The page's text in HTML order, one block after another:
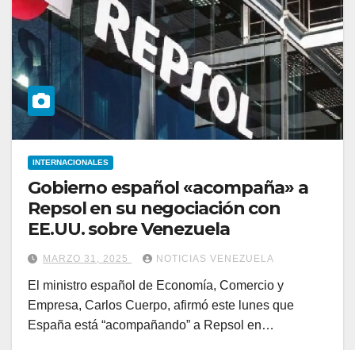
INTERNACIONALES
Gobierno español «acompaña» a
Repsol en su negociación con
EE.UU. sobre Venezuela
MARZO 31, 2025 NOTICIAS VENEZUELA
El ministro español de Economía, Comercio y
Empresa, Carlos Cuerpo, afirmó este lunes que
España está “acompañando” a Repsol en…